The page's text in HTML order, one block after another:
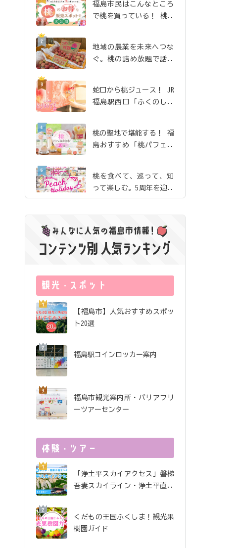
福島市民はこんなところ
で桃を買っている！ 桃の
地域の農業を未来へつな
ぐ。桃の詰め放題で話題
蛇口から桃ジュース！ JR
福島駅西口「ふくのしま
ホリデイ2026】
桃の聖地で堪能する！ 福
島おすすめ「桃パフェ＆
桃を食べて、巡って、知
って楽しむ。5周年を迎え
た「ふくしまピーチホリ
たい絶品桃ドリンク｜飯
坂・土湯・駅近 から3店
舗をご紹介【ピーチホリ
巡り！ 映画『免許返
納!?』の舞台を訪ねる福
島ドライブ
【福島市】人気おすすめスポッ
ト20選
福島駅コインロッカー案内
福島市観光案内所・バリアフリ
ーツアーセンター
「浄土平スカイアクセス」磐梯
吾妻スカイライン・浄土平直行
くだもの王国ふくしま！観光果
樹園ガイド